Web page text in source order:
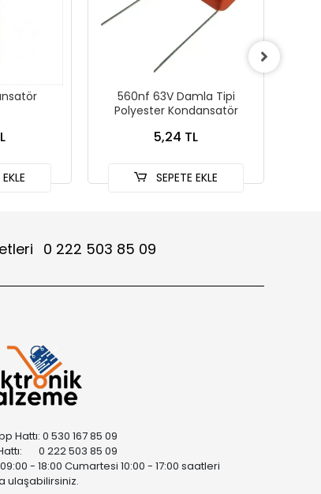
560nf 63V Damla Tipi
Polyester Kondansatör
5,24 TL
SEPETE EKLE
0 222 503 85 09
Hattı: 0 530 167 85 09
0 222 503 85 09
- 18:00 Cumartesi 10:00 - 17:00 saatleri
ulaşabilirsiniz.